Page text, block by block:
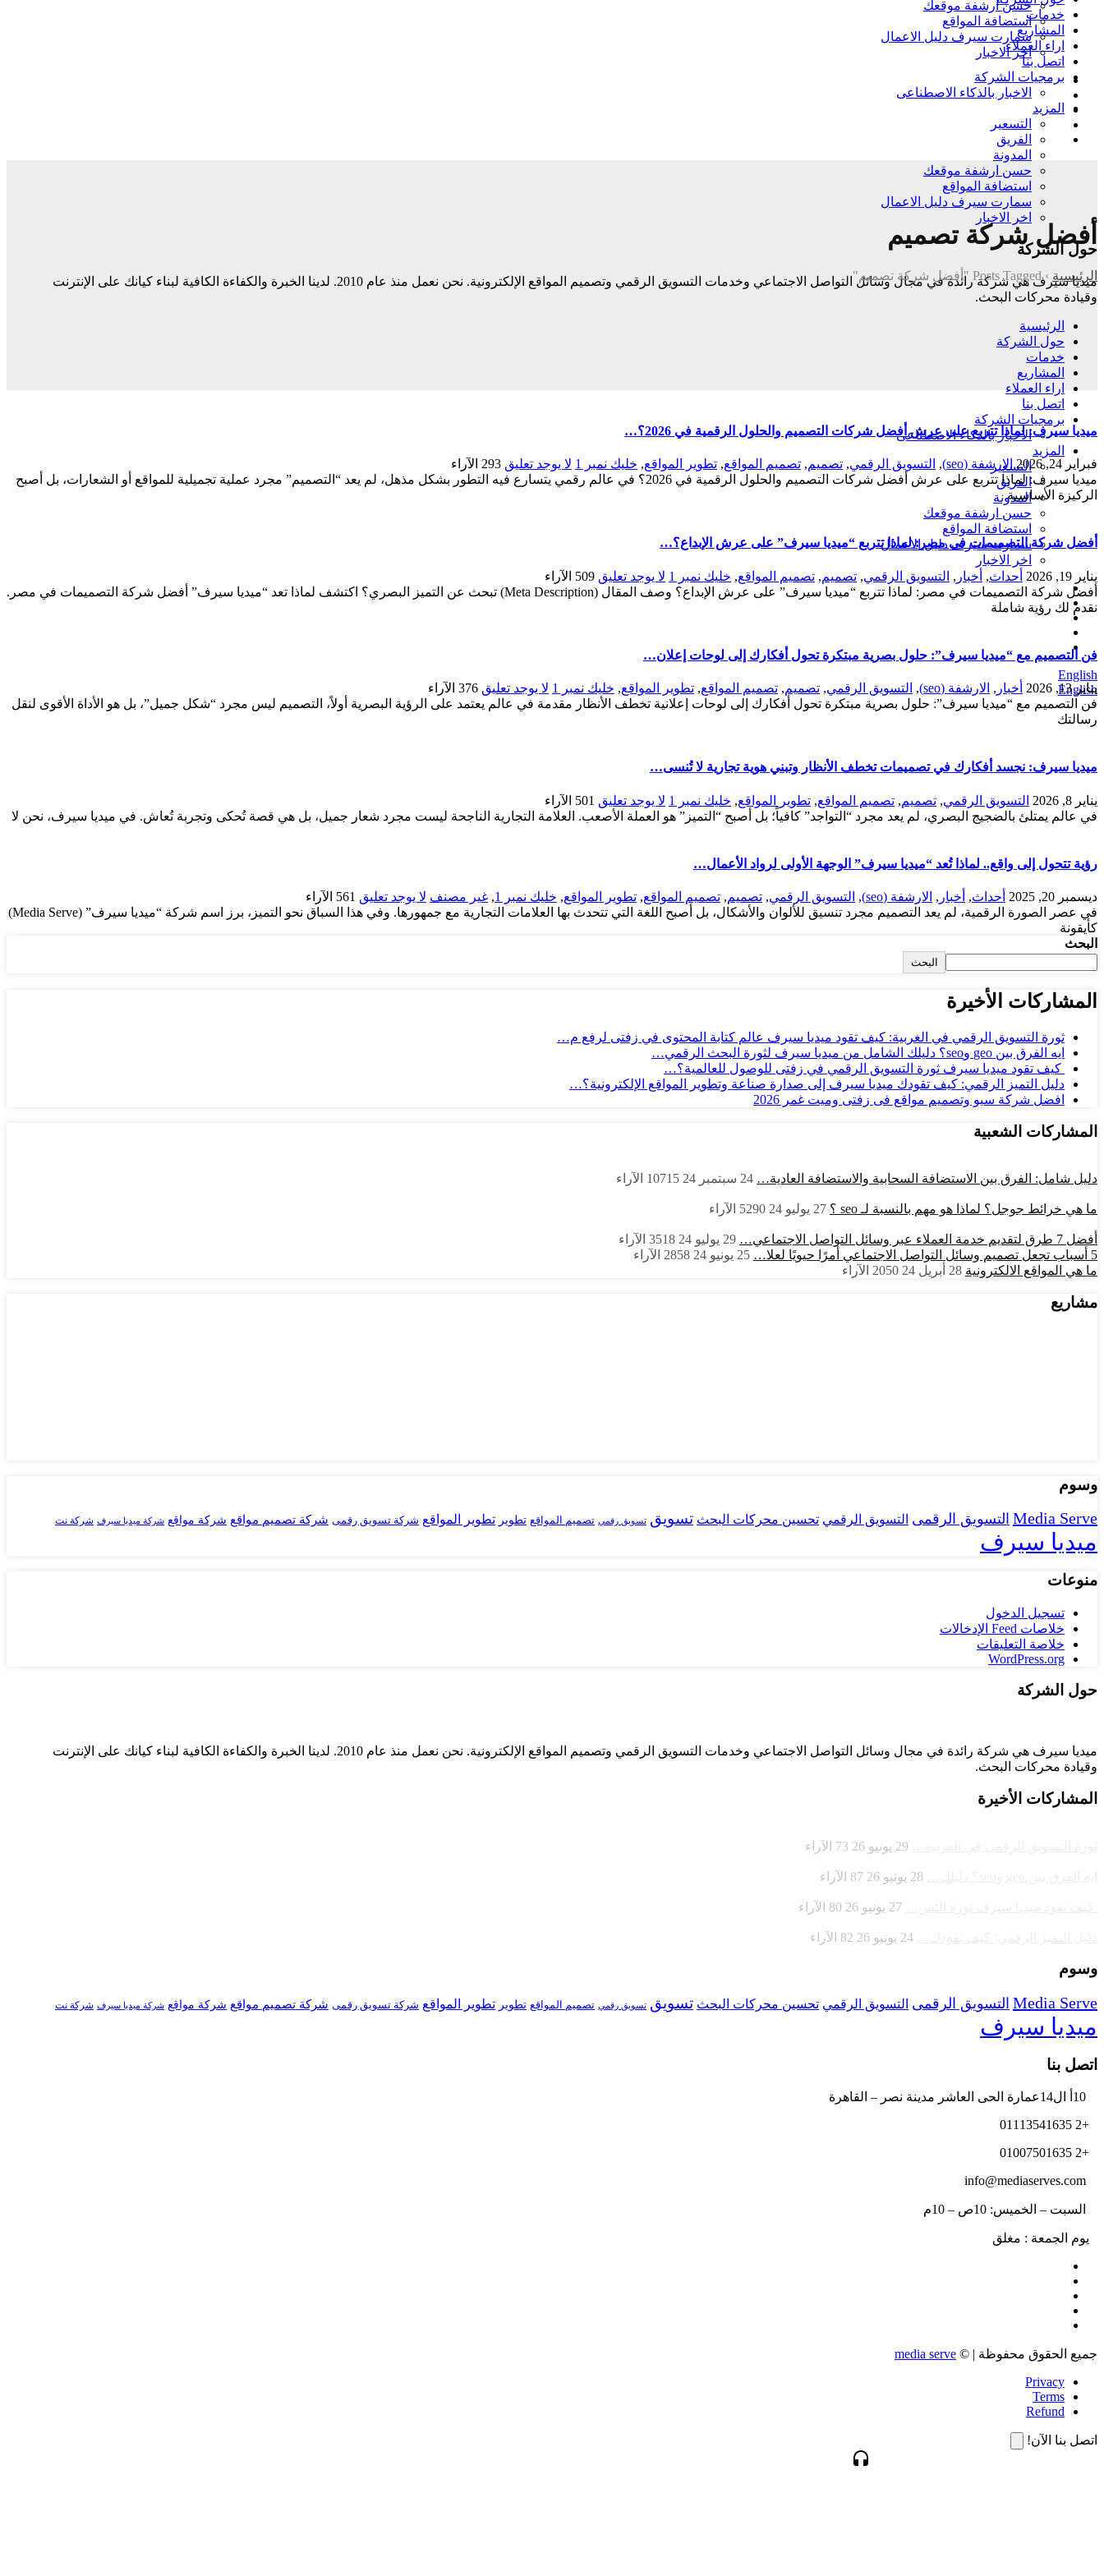
خدمات
المشاريع
اراء العملاء
اتصل بنا
برمجيات الشركة
الاخبار بالذكاء الاصطناعى
المزيد
التسعير
الفريق
المدونة
حسن ارشفة موقعك
استضافة المواقع
سمارت سيرف دليل الاعمال
اخر الاخبار
حول الشركة
ميديا ​​سيرف هي شركة رائدة في مجال وسائل التواصل الاجتماعي وخدمات التسويق الرقمي وتصميم المواقع الإلكترونية. نحن نعمل منذ عام 2010. لدينا الخبرة والكفاءة الكافية لبناء كيانك على الإنترنت
وقيادة محركات البحث.
الرئيسية
حول الشركة
خدمات
المشاريع
اراء العملاء
اتصل بنا
برمجيات الشركة
الاخبار بالذكاء الاصطناعى
المزيد
التسعير
الفريق
المدونة
حسن ارشفة موقعك
استضافة المواقع
سمارت سيرف دليل الاعمال
اخر الاخبار
English
English
حسن ارشفة موقعك
استضافة المواقع
سمارت سيرف دليل الاعمال
اخر الاخبار
أفضل شركة تصميم
الرئيسية ›Posts Tagged "أفضل شركة تصميم"
ميديا سيرف: لماذا تتربع على عرش أفضل شركات التصميم والحلول الرقمية في 2026؟…
فبراير 24, 2026 الارشفة (seo) , التسويق الرقمي, تصميم, تصميم المواقع, تطوير المواقع, خليك نمبر 1 لا يوجد تعليق 293 الآراء
ميديا سيرف: لماذا تتربع على عرش أفضل شركات التصميم والحلول الرقمية في 2026؟ في عالم رقمي يتسارع فيه التطور بشكل مذهل، لم يعد “التصميم” مجرد عملية تجميلية للمواقع أو الشعارات، بل أصبح
الركيزة الأساسية
أفضل شركة التصميمات في مصر: لماذا تتربع “ميديا سيرف” على عرش الإبداع؟…
يناير 19, 2026 أحداث, أخبار , التسويق الرقمي, تصميم, تصميم المواقع, خليك نمبر 1 لا يوجد تعليق 509 الآراء
أفضل شركة التصميمات في مصر: لماذا تتربع “ميديا سيرف” على عرش الإبداع؟ وصف المقال (Meta Description) تبحث عن التميز البصري؟ اكتشف لماذا تعد “ميديا سيرف” أفضل شركة التصميمات في مصر.
نقدم لك رؤية شاملة
فن التصميم مع “ميديا سيرف”: حلول بصرية مبتكرة تحول أفكارك إلى لوحات إعلان…
يناير 13, 2026 أخبار , الارشفة (seo) , التسويق الرقمي, تصميم, تصميم المواقع, تطوير المواقع, خليك نمبر 1 لا يوجد تعليق 376 الآراء
فن التصميم مع “ميديا سيرف”: حلول بصرية مبتكرة تحول أفكارك إلى لوحات إعلانية تخطف الأنظار مقدمة في عالم يعتمد على الرؤية البصرية أولاً، التصميم ليس مجرد “شكل جميل”، بل هو الأداة الأقوى لنقل
رسالتك
ميديا سيرف: نجسد أفكارك في تصميمات تخطف الأنظار وتبني هوية تجارية لا تُنسى…
يناير 8, 2026 التسويق الرقمي, تصميم, تصميم المواقع, تطوير المواقع, خليك نمبر 1 لا يوجد تعليق 501 الآراء
في عالم يمتلئ بالضجيج البصري، لم يعد مجرد “التواجد” كافياً؛ بل أصبح “التميز” هو العملة الأصعب. العلامة التجارية الناجحة ليست مجرد شعار جميل، بل هي قصة تُحكى وتجربة تُعاش. في ميديا سيرف، نحن لا
رؤية تتحول إلى واقع.. لماذا تُعد “ميديا سيرف” الوجهة الأولى لرواد الأعمال…
ديسمبر 20, 2025 أحداث, أخبار , الارشفة (seo) , التسويق الرقمي, تصميم, تصميم المواقع, تطوير المواقع, خليك نمبر 1 , غير مصنف لا يوجد تعليق 561 الآراء
في عصر الصورة الرقمية، لم يعد التصميم مجرد تنسيق للألوان والأشكال، بل أصبح اللغة التي تتحدث بها العلامات التجارية مع جمهورها. وفي هذا السباق نحو التميز، برز اسم شركة “ميديا سيرف” (Media Serve)
كأيقونة
البحث
البحث
المشاركات الأخيرة
ثورة التسويق الرقمي في الغربية: كيف تقود ميديا سيرف عالم كتابة المحتوى في زفتى لرفع م…
ايه الفرق بين geo وseo؟ دليلك الشامل من ميديا سيرف لثورة البحث الرقمي…
كيف تقود ميديا سيرف ثورة التسويق الرقمي في زفتى للوصول للعالمية؟…
دليل التميز الرقمي: كيف تقودك ميديا سيرف إلى صدارة صناعة وتطوير المواقع الإلكترونية؟…
افضل شركة سيو وتصميم مواقع فى زفتى وميت غمر 2026
المشاركات الشعبية
دليل شامل: الفرق بين الاستضافة السحابية والاستضافة العادية… 24 سبتمبر 24 10715 الآراء
ما هي خرائط جوجل؟ لماذا هو مهم بالنسبة لـ seo ؟ 27 يوليو 24 5290 الآراء
أفضل 7 طرق لتقديم خدمة العملاء عبر وسائل التواصل الاجتماعي… 29 يوليو 24 3518 الآراء
5 أسباب تجعل تصميم وسائل التواصل الاجتماعي أمرًا حيويًا لعلا…
25 يونيو 24 2858 الآراء
ما هي المواقع الالكترونية 28 أبريل 24 2050 الآراء
مشاريع
وسوم
Media Serve التسويق الرقمى التسويق الرقمي تحسين محركات البحث تسويق تسويق رقمي تصميم المواقع تطوير تطوير المواقع شركة تسويق رقمى شركة تصميم مواقع شركة مواقع شركة ميديا سيرف شركة نت
ميديا سيرف
منوعات
تسجيل الدخول
خلاصات Feed الإدخالات
خلاصة التعليقات
WordPress.org
حول الشركة
ميديا ​​سيرف هي شركة رائدة في مجال وسائل التواصل الاجتماعي وخدمات التسويق الرقمي وتصميم المواقع الإلكترونية. نحن نعمل منذ عام 2010. لدينا الخبرة والكفاءة الكافية لبناء كيانك على الإنترنت
وقيادة محركات البحث.
المشاركات الأخيرة
29 يونيو 26 73 الآراء
28 يونيو 26 87 الآراء
27 يونيو 26 80 الآراء
24 يونيو 26 82 الآراء
وسوم
Media Serve التسويق الرقمى التسويق الرقمي تحسين محركات البحث تسويق تسويق رقمي تصميم المواقع تطوير تطوير المواقع شركة تسويق رقمى شركة تصميم مواقع شركة مواقع شركة ميديا سيرف شركة نت
ميديا سيرف
اتصل بنا
+2 01113541635
+2 01007501635
السبت – الخميس: 10ص – 10م
يوم الجمعة : مغلق
جميع الحقوق محفوظة | © media serve
Privacy
Terms
Refund
اتصل بنا الآن!